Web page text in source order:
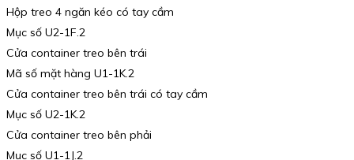
Hộp treo 4 ngăn kéo có tay cầm
Mục số U2-1F.2
Cửa container treo bên trái
Mã số mặt hàng U1-1K.2
Cửa container treo bên trái có tay cầm
Mục số U2-1K.2
Cửa container treo bên phải
Mục số U1-1J.2